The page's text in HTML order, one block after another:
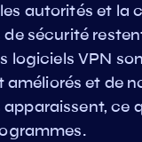
autorités et la
sécurité
logiciels VPN
et de
ce